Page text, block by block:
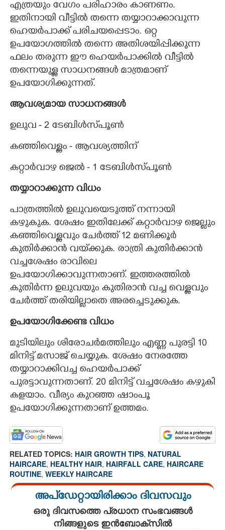
എത്രയും വേഗം പരിഹാരം കാണണം.
ഇതിനായി വീട്ടിൽ തന്നെ തയ്യാറാക്കാവുന്ന
ഹെയർപാക്ക് പരിചയപ്പെടാം. ഒറ്റ
ഉപയോഗത്തിൽ തന്നെ അതിശയിപ്പിക്കുന്ന
ഫലം തരുന്ന ഈ ഹെയർപാക്കിൽ വീട്ടിൽ
തന്നെയുള്ല സാധനങ്ങൾ മാത്രമാണ്
ഉപയോഗിക്കുന്നത്.
ആവശ്യമായ സാധനങ്ങൾ
ഉലുവ - 2 ടേബിൾസ്‌പൂൺ
കഞ്ഞിവെള്ളം - ആവശ്യത്തിന്
കറ്റാർവാഴ ജെൽ - 1 ടേബിൾസ്‌പൂൺ
തയ്യാറാക്കുന്ന വിധം
പാത്രത്തിൽ ഉലുവയെടുത്ത് നന്നായി
കഴുകുക. ശേഷം ഇതിലേക്ക് കറ്റാർവാഴ ജെല്ലും
കഞ്ഞിവെള്ളവും ചേർത്ത് 12 മണിക്കൂർ
കുതിർക്കാൻ വയ്‌ക്കുക. രാത്രി കുതിർക്കാൻ
വച്ചശേഷം രാവിലെ
ഉപയോഗിക്കാവുന്നതാണ്. ഇത്തരത്തിൽ
കുതിർന്ന ഉലുവയും കുതിരാൻ വച്ച വെള്ളവും
ചേർത്ത് തരിയില്ലാതെ അരച്ചെടുക്കുക.
ഉപയോഗിക്കേണ്ട വിധം
മുടിയിലും ശിരോചർമത്തിലും എണ്ണ പുരട്ടി 10
മിനിട്ട് മസാജ് ചെയ്യുക. ശേഷം നേരത്തേ
തയ്യാറാക്കിവച്ച ഹെയർപാക്ക്
പുരട്ടാവുന്നതാണ്. 20 മിനിട്ട് വച്ചശേഷം കഴുകി
കളയാം. വീര്യം കുറഞ്ഞ ഷാംപൂ
ഉപയോഗിക്കുന്നതാണ് ഉത്തമം.
RELATED TOPICS: HAIR GROWTH TIPS, NATURAL
HAIRCARE, HEALTHY HAIR, HAIRFALL CARE, HAIRCARE
ROUTINE, WEEKLY HAIRCARE
അപ്ഡേറ്റായിരിക്കാം ദിവസവും
ഒരു ദിവസത്തെ പ്രധാന സംഭവങ്ങൾ
നിങ്ങളുടെ ഇൻബോക്സിൽ